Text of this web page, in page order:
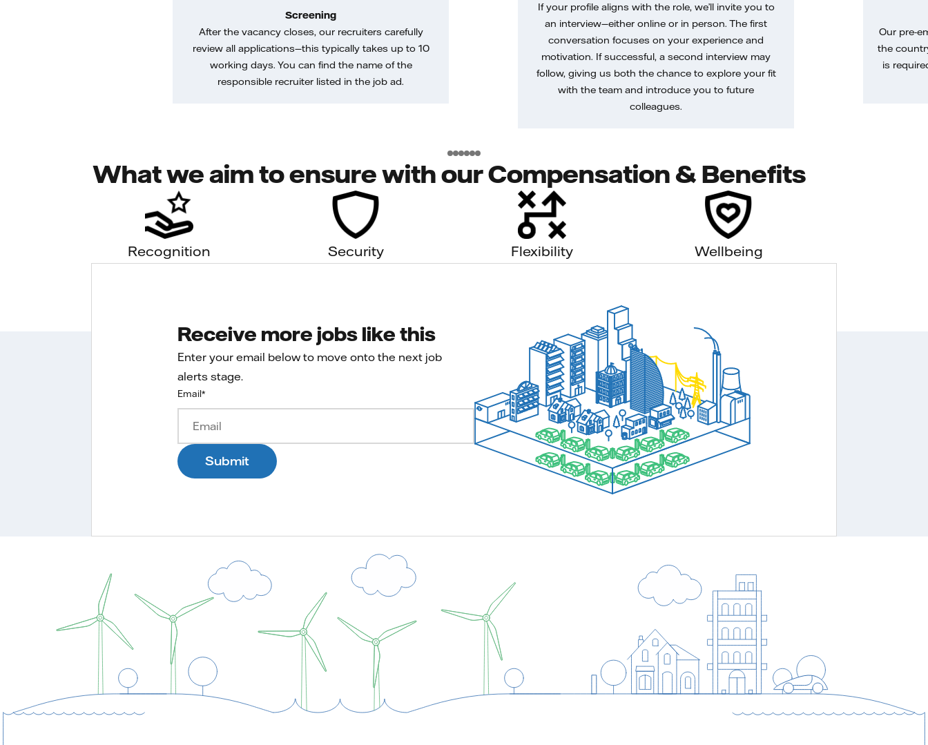
Screening
After the vacancy closes, our recruiters carefully
review all applications—this typically takes up to 10
working days. You can find the name of the
responsible recruiter listed in the job ad.
If your profile aligns with the role, we’ll invite you to
an interview—either online or in person. The first
conversation focuses on your experience and
motivation. If successful, a second interview may
follow, giving us both the chance to explore your fit
with the team and introduce you to future
colleagues.
Our pre-
the
is
What we aim to ensure with our Compensation & Benefits
Recognition Security Flexibility Wellbeing
Receive more jobs like this
Enter your email below to move onto the next job
alerts stage.
Email*
Submit